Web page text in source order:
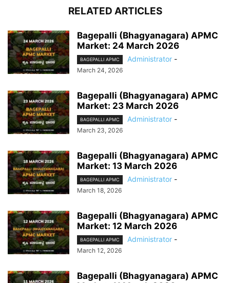
RELATED ARTICLES
Bagepalli (Bhagyanagara) APMC
Market: 24 March 2026
BAGEPALLI APMC Administrator -
March 24, 2026
Bagepalli (Bhagyanagara) APMC
Market: 23 March 2026
BAGEPALLI APMC Administrator -
March 23, 2026
Bagepalli (Bhagyanagara) APMC
Market: 13 March 2026
BAGEPALLI APMC Administrator -
March 18, 2026
Bagepalli (Bhagyanagara) APMC
Market: 12 March 2026
BAGEPALLI APMC Administrator -
March 12, 2026
Bagepalli (Bhagyanagara) APMC